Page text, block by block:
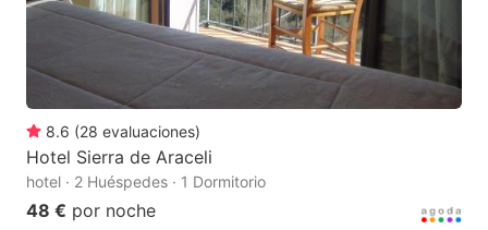
8.6 (28 evaluaciones)
Hotel Sierra de Araceli
hotel · 2 Huéspedes · 1 Dormitorio
48 € por noche